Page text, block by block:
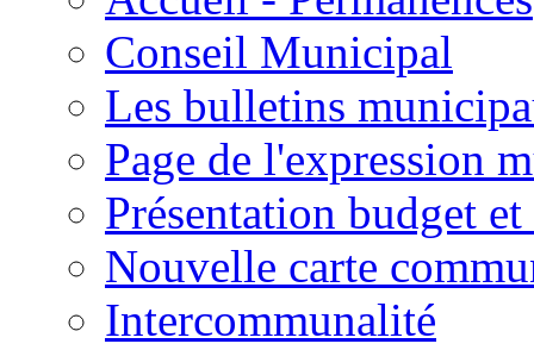
Conseil Municipal
Les bulletins
Page de l'expression
Présentation budget
Nouvelle carte
Intercommunalité